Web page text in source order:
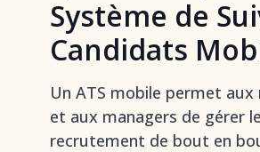
Système de
Candidats
Un ATS mobile permet
et aux managers de gérer le
recrutement de bout en